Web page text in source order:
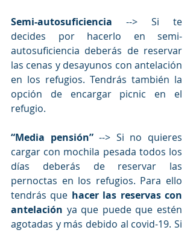
Semi-autosuficiencia --> Si te
decides por hacerlo en semi-
autosuficiencia deberás de reservar
las cenas y desayunos con antelación
en los refugios. Tendrás también la
opción de encargar picnic en el
refugio.
“Media pensión” --> Si no quieres
cargar con mochila pesada todos los
días deberás de reservar las
pernoctas en los refugios. Para ello
tendrás que hacer las reservas con
antelación ya que puede que estén
agotadas y más debido al covid-19. Si